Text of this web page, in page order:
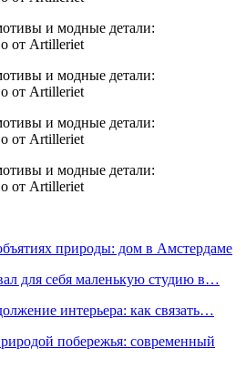
природы: дом в Амстердаме
для себя маленькую студию в…
интерьера: как связать…
побережья: современный